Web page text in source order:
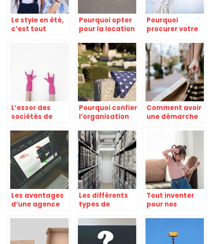
Le style en été,
c’est tout
Pourquoi opter
pour la location
stockage ?
Pourquoi
procurer votre
produit de
coiffure en ligne
?
L’essor des
sociétés de
au COVID-19
Pourquoi confier
l’organisation
aux pompes
funèbres ?
Comment avoir
une démarche
un magasin de
vêtements ?
Les avantages
d’une agence
Les différents
types de
Tout inventer
pour nos